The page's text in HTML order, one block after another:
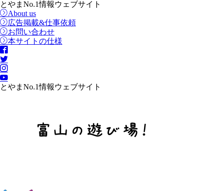
とやまNo.1情報ウェブサイト
About us
広告掲載&仕事依頼
お問い合わせ
本サイトの仕様
とやまNo.1情報ウェブサイト